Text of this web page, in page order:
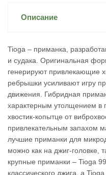
Описание
Tioga – приманка,
и судака. Оригинальная
генерируют привлекающие
ребрышки усиливают игру
движения. Гибридная
характерным утолщением в
хвостик-копытце от
привлекательным запахом
лучшие приманки для
можно как на джиг-головке,
крупные приманки – Tioga
классического джига, а